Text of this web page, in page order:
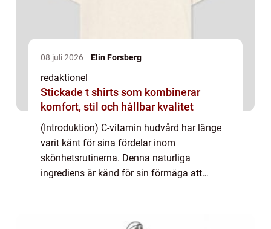
08 juli 2026 Elin Forsberg
redaktionel
Stickade t shirts som kombinerar
komfort, stil och hållbar kvalitet
(Introduktion) C-vitamin hudvård har länge
varit känt för sina fördelar inom
skönhetsrutinerna. Denna naturliga
ingrediens är känd för sin förmåga att